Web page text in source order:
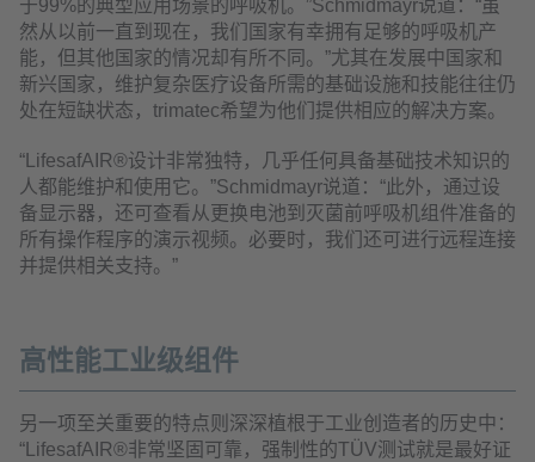
于99%的典型应用场景的呼吸机。”Schmidmayr说道：“虽
然从以前一直到现在，我们国家有幸拥有足够的呼吸机产
能，但其他国家的情况却有所不同。”尤其在发展中国家和
新兴国家，维护复杂医疗设备所需的基础设施和技能往往仍
处在短缺状态，trimatec希望为他们提供相应的解决方案。
“LifesafAIR®设计非常独特，几乎任何具备基础技术知识的
人都能维护和使用它。”Schmidmayr说道：“此外，通过设
备显示器，还可查看从更换电池到灭菌前呼吸机组件准备的
所有操作程序的演示视频。必要时，我们还可进行远程连接
并提供相关支持。”
高性能工业级组件
另一项至关重要的特点则深深植根于工业创造者的历史中：
“LifesafAIR®非常坚固可靠，强制性的TÜV测试就是最好证